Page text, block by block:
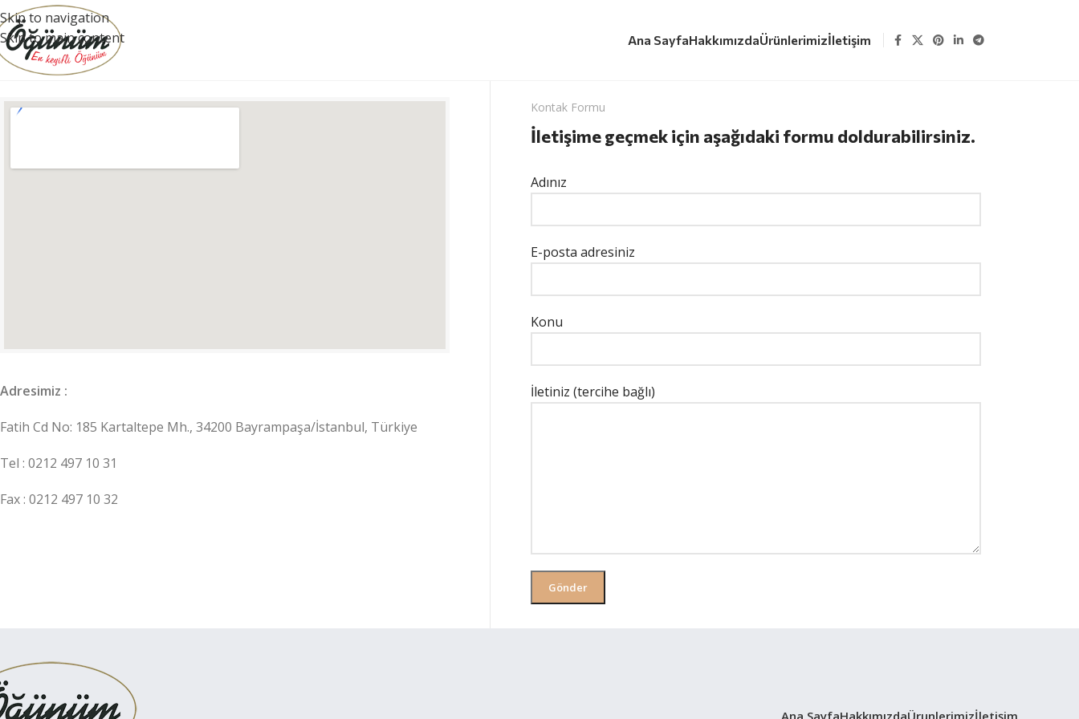
Skip to navigation
Skip to main content
Ana SayfaHakkımızdaÜrünlerimizİletişim
Adresimiz :
Fatih Cd No: 185 Kartaltepe Mh., 34200 Bayrampaşa/İstanbul, Türkiye
Tel : 0212 497 10 31
Fax : 0212 497 10 32
Kontak Formu
İletişime geçmek için aşağıdaki formu doldurabilirsiniz.
Adınız
E-posta adresiniz
Konu
İletiniz (tercihe bağlı)
Ana SayfaHakkımızdaÜrunlerimizİletişim